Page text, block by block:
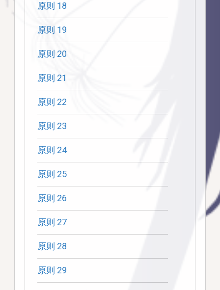
原则 18
原则 19
原则 20
原则 21
原则 22
原则 23
原则 24
原则 25
原则 26
原则 27
原则 28
原则 29